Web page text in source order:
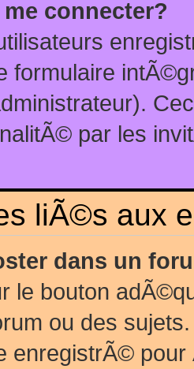
connecter?
formulaire
par les
liÃ©s aux
dans un
le bouton
ou des
enregistrÃ©